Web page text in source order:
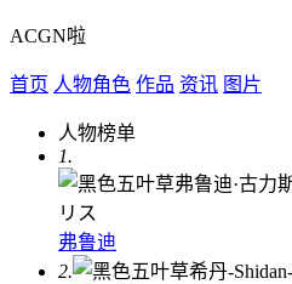
ACGN啦
首页 人物角色 作品 资讯 图片
人物榜单
1.
弗鲁迪
2.